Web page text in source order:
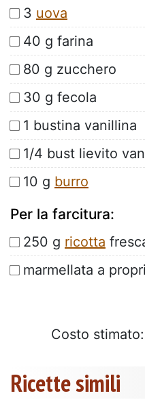
3 uova
40 g farina
80 g zucchero
30 g fecola
1 bustina vanillina
1/4 bust lievito
10 g burro
Per la farcitura:
250 g ricotta
marmellata a
Costo stimato:
Ricette simili